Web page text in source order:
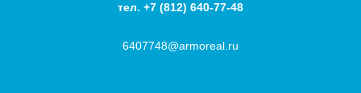
тел. +7 (812) 640-77-48
6407748@armoreal.ru